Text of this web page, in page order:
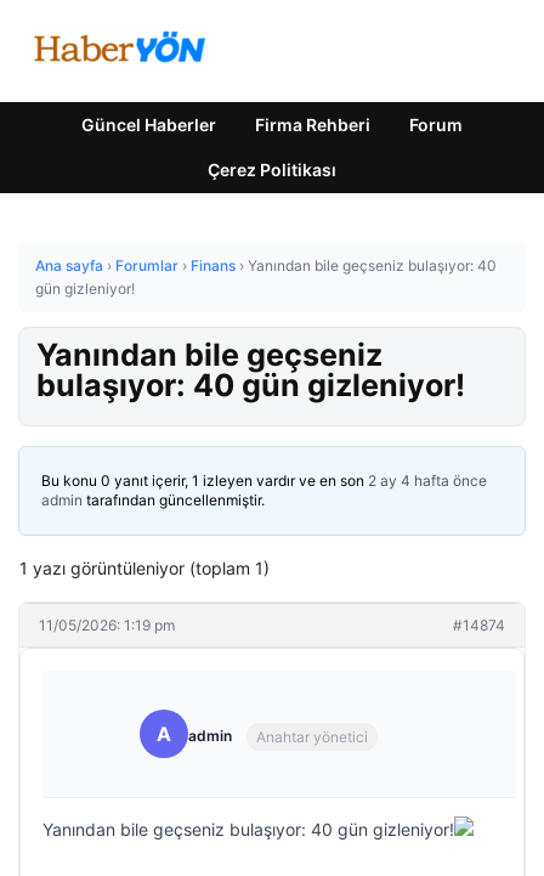
Güncel Haberler Firma Rehberi Forum
Çerez Politikası
Ana sayfa › Forumlar › Finans › Yanından bile geçseniz bulaşıyor: 40
gün gizleniyor!
Yanından bile geçseniz
bulaşıyor: 40 gün gizleniyor!
Bu konu 0 yanıt içerir, 1 izleyen vardır ve en son 2 ay 4 hafta önce
admin tarafından güncellenmiştir.
1 yazı görüntüleniyor (toplam 1)
11/05/2026: 1:19 pm #14874
A admin Anahtar yönetici
Yanından bile geçseniz bulaşıyor: 40 gün gizleniyor!